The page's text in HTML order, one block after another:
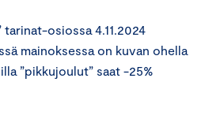
osiossa 4.11.2024
mainoksessa on kuvan ohella
”pikkujoulut” saat -25%